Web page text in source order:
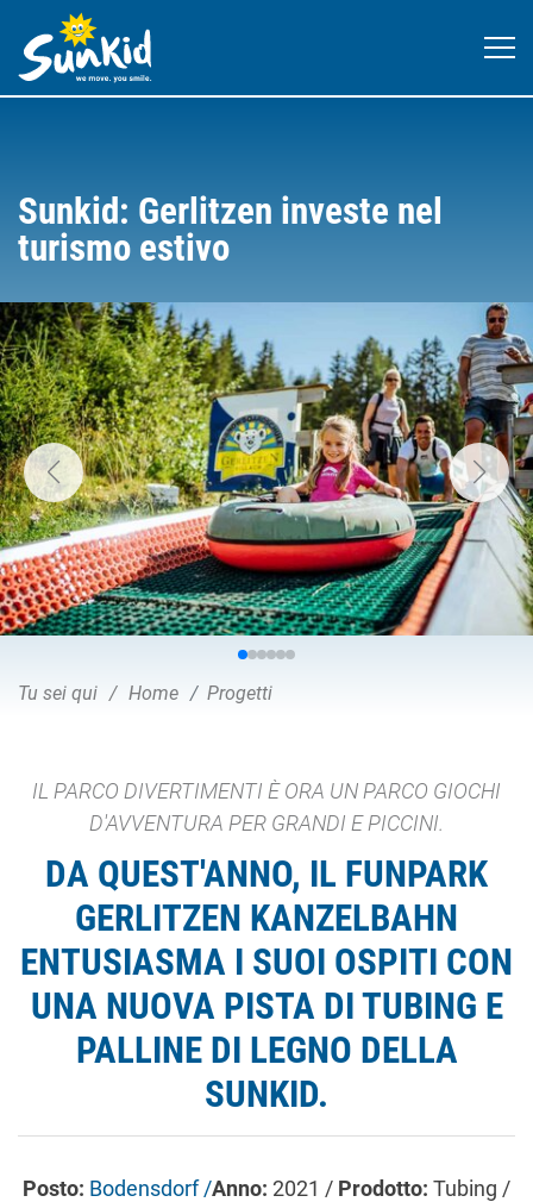
Sunkid: Gerlitzen investe nel
turismo estivo
Tu sei qui Home Progetti
IL PARCO DIVERTIMENTI È ORA UN PARCO GIOCHI
D'AVVENTURA PER GRANDI E PICCINI.
DA QUEST'ANNO, IL FUNPARK
GERLITZEN KANZELBAHN
ENTUSIASMA I SUOI OSPITI CON
UNA NUOVA PISTA DI TUBING E
PALLINE DI LEGNO DELLA
SUNKID.
Posto: Bodensdorf /Anno: 2021 / Prodotto: Tubing /